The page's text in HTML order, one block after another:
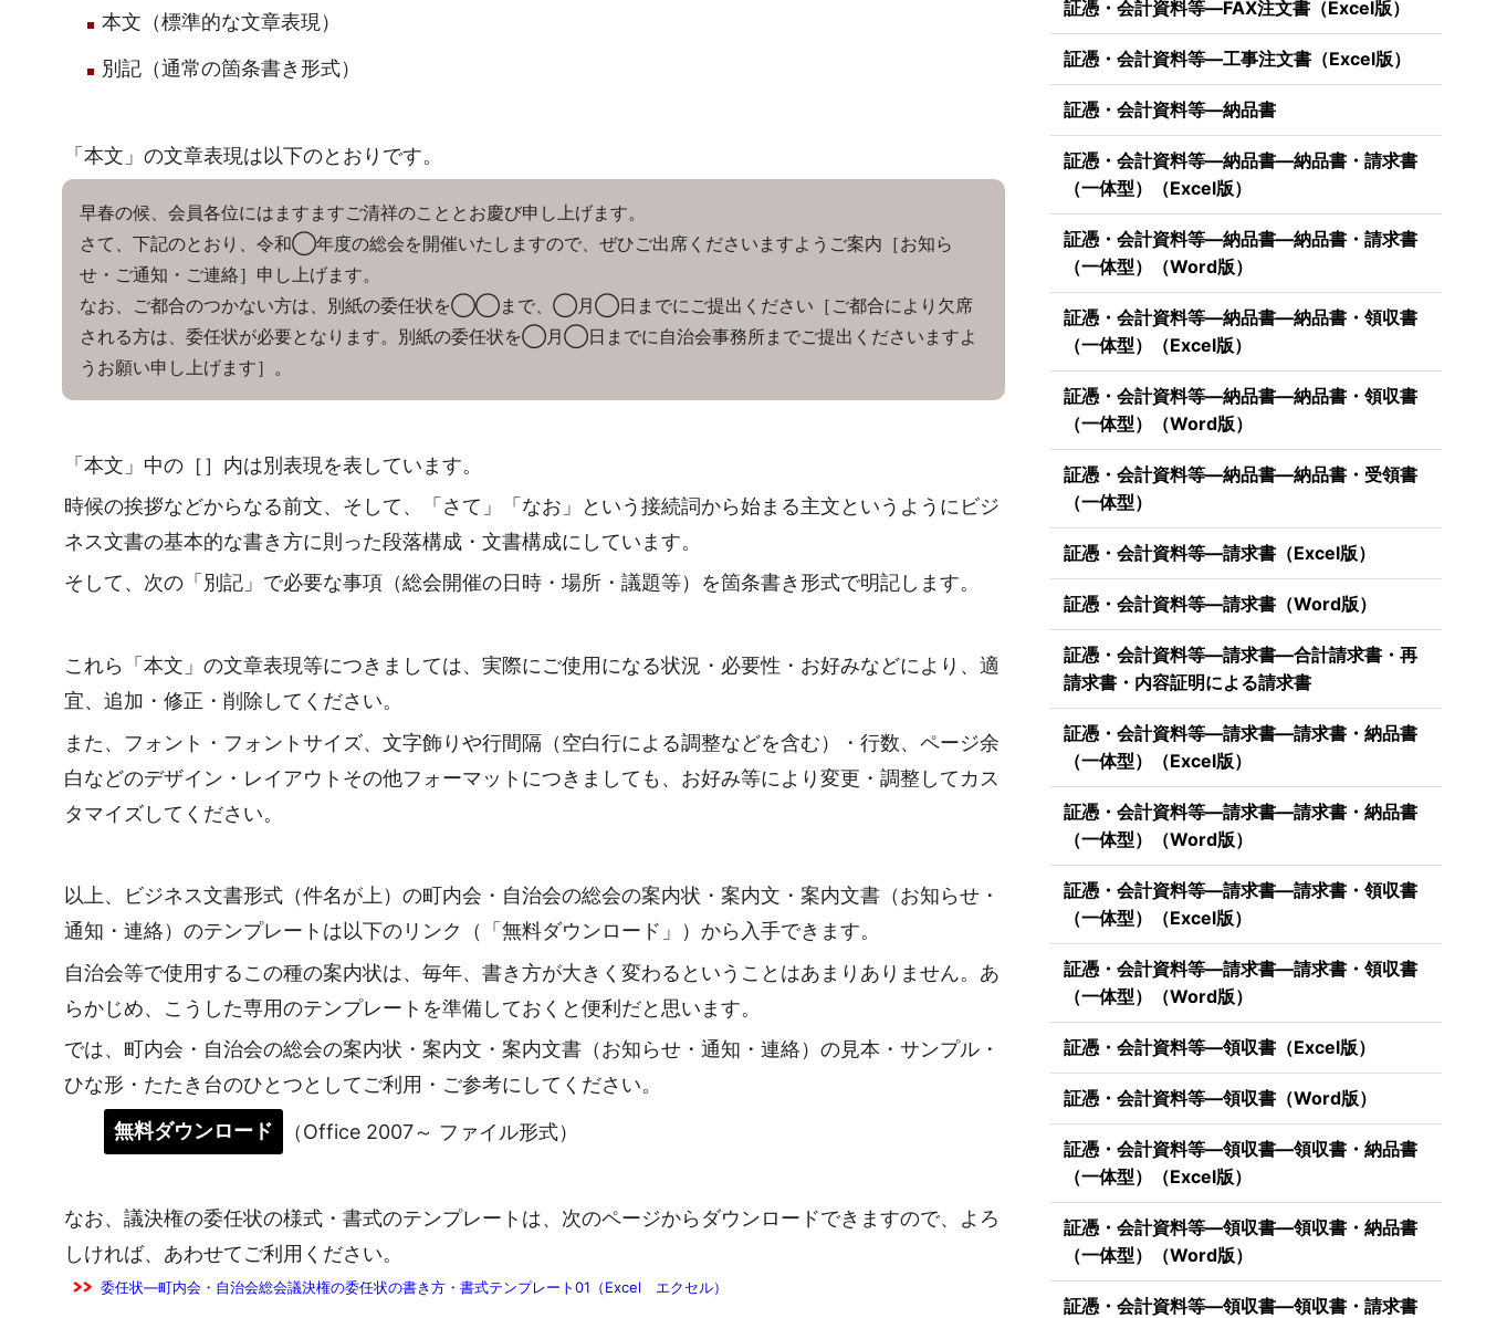
本文（標準的な文章表現）
別記（通常の箇条書き形式）
「本文」の文章表現は以下のとおりです。
早春の候、会員各位にはますますご清祥のこととお慶び申し上げます。
さて、下記のとおり、令和◯年度の総会を開催いたしますので、ぜひご出席くださいますようご案内［お知ら
せ・ご通知・ご連絡］申し上げます。
なお、ご都合のつかない方は、別紙の委任状を◯◯まで、◯月◯日までにご提出ください［ご都合により欠席
される方は、委任状が必要となります。別紙の委任状を◯月◯日までに自治会事務所までご提出くださいますよ
うお願い申し上げます］。
「本文」中の［］内は別表現を表しています。
時候の挨拶などからなる前文、そして、「さて」「なお」という接続詞から始まる主文というようにビジ
ネス文書の基本的な書き方に則った段落構成・文書構成にしています。
そして、次の「別記」で必要な事項（総会開催の日時・場所・議題等）を箇条書き形式で明記します。
これら「本文」の文章表現等につきましては、実際にご使用になる状況・必要性・お好みなどにより、適
宜、追加・修正・削除してください。
また、フォント・フォントサイズ、文字飾りや行間隔（空白行による調整などを含む）・行数、ページ余
白などのデザイン・レイアウトその他フォーマットにつきましても、お好み等により変更・調整してカス
タマイズしてください。
以上、ビジネス文書形式（件名が上）の町内会・自治会の総会の案内状・案内文・案内文書（お知らせ・
通知・連絡）のテンプレートは以下のリンク（「無料ダウンロード」）から入手できます。
自治会等で使用するこの種の案内状は、毎年、書き方が大きく変わるということはあまりありません。あ
らかじめ、こうした専用のテンプレートを準備しておくと便利だと思います。
では、町内会・自治会の総会の案内状・案内文・案内文書（お知らせ・通知・連絡）の見本・サンプル・
ひな形・たたき台のひとつとしてご利用・ご参考にしてください。
無料ダウンロード
（Office 2007～ ファイル形式）
なお、議決権の委任状の様式・書式のテンプレートは、次のページからダウンロードできますので、よろ
しければ、あわせてご利用ください。
委任状―町内会・自治会総会議決権の委任状の書き方・書式テンプレート01（Excel エクセル）
証憑・会計資料等―FAX注文書（Excel版）
証憑・会計資料等―工事注文書（Excel版）
証憑・会計資料等―納品書
証憑・会計資料等―納品書―納品書・請求書
（一体型）（Excel版）
証憑・会計資料等―納品書―納品書・請求書
（一体型）（Word版）
証憑・会計資料等―納品書―納品書・領収書
（一体型）（Excel版）
証憑・会計資料等―納品書―納品書・領収書
（一体型）（Word版）
証憑・会計資料等―納品書―納品書・受領書
（一体型）
証憑・会計資料等―請求書（Excel版）
証憑・会計資料等―請求書（Word版）
証憑・会計資料等―請求書―合計請求書・再
請求書・内容証明による請求書
証憑・会計資料等―請求書―請求書・納品書
（一体型）（Excel版）
証憑・会計資料等―請求書―請求書・納品書
（一体型）（Word版）
証憑・会計資料等―請求書―請求書・領収書
（一体型）（Excel版）
証憑・会計資料等―請求書―請求書・領収書
（一体型）（Word版）
証憑・会計資料等―領収書（Excel版）
証憑・会計資料等―領収書（Word版）
証憑・会計資料等―領収書―領収書・納品書
（一体型）（Excel版）
証憑・会計資料等―領収書―領収書・納品書
（一体型）（Word版）
証憑・会計資料等―領収書―領収書・請求書